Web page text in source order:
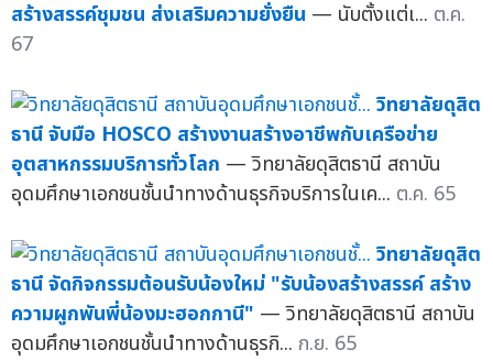
สร้างสรรค์ชุมชน ส่งเสริมความยั่งยืน — นับตั้งแต่เ... ต.ค.
67
วิทยาลัยดุสิต
ธานี จับมือ HOSCO สร้างงานสร้างอาชีพกับเครือข่าย
อุตสาหกรรมบริการทั่วโลก — วิทยาลัยดุสิตธานี สถาบัน
อุดมศึกษาเอกชนชั้นนำทางด้านธุรกิจบริการในเค... ต.ค. 65
วิทยาลัยดุสิต
ธานี จัดกิจกรรมต้อนรับน้องใหม่ "รับน้องสร้างสรรค์ สร้าง
ความผูกพันพี่น้องมะฮอกกานี" — วิทยาลัยดุสิตธานี สถาบัน
อุดมศึกษาเอกชนชั้นนำทางด้านธุรกิ... ก.ย. 65